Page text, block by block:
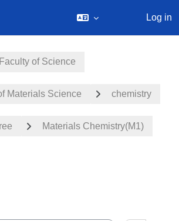
Log in
Faculty of Science
Materials Science chemistry
Materials Chemistry(M1)